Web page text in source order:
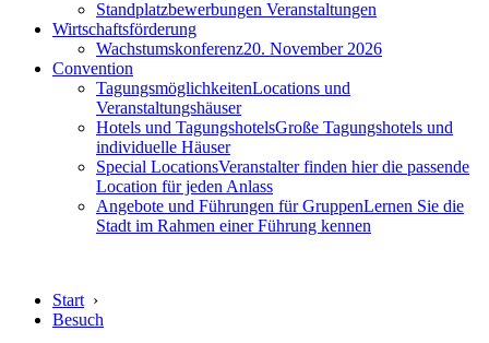
Standplatzbewerbungen Veranstaltungen
Wirtschaftsförderung
Wachstumskonferenz20. November 2026
Convention
TagungsmöglichkeitenLocations und
Veranstaltungshäuser
Hotels und TagungshotelsGroße Tagungshotels und
individuelle Häuser
Special LocationsVeranstalter finden hier die passende
Location für jeden Anlass
Angebote und Führungen für GruppenLernen Sie die
Stadt im Rahmen einer Führung kennen
Start ›
Besuch